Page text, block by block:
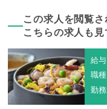
この求人を閲覧さ
こちらの求人も見
給
職
勤